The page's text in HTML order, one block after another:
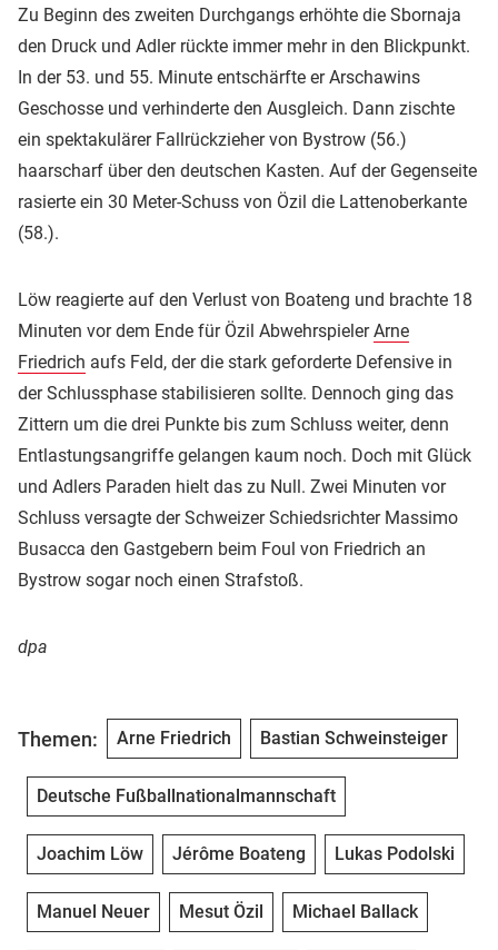
Zu Beginn des zweiten Durchgangs erhöhte die Sbornaja
den Druck und Adler rückte immer mehr in den Blickpunkt.
In der 53. und 55. Minute entschärfte er Arschawins
Geschosse und verhinderte den Ausgleich. Dann zischte
ein spektakulärer Fallrückzieher von Bystrow (56.)
haarscharf über den deutschen Kasten. Auf der Gegenseite
rasierte ein 30 Meter-Schuss von Özil die Lattenoberkante
(58.).
Löw reagierte auf den Verlust von Boateng und brachte 18
Minuten vor dem Ende für Özil AbwehrspielerArne
Friedrich aufs Feld, der die stark geforderte Defensive in
der Schlussphase stabilisieren sollte. Dennoch ging das
Zittern um die drei Punkte bis zum Schluss weiter, denn
Entlastungsangriffe gelangen kaum noch. Doch mit Glück
und Adlers Paraden hielt das zu Null. Zwei Minuten vor
Schluss versagte der Schweizer Schiedsrichter Massimo
Busacca den Gastgebern beim Foul von Friedrich an
Bystrow sogar noch einen Strafstoß.
dpa
Themen: Arne Friedrich Bastian Schweinsteiger
Deutsche Fußballnationalmannschaft
Joachim Löw Jérôme Boateng Lukas Podolski
Manuel Neuer Mesut Özil Michael Ballack